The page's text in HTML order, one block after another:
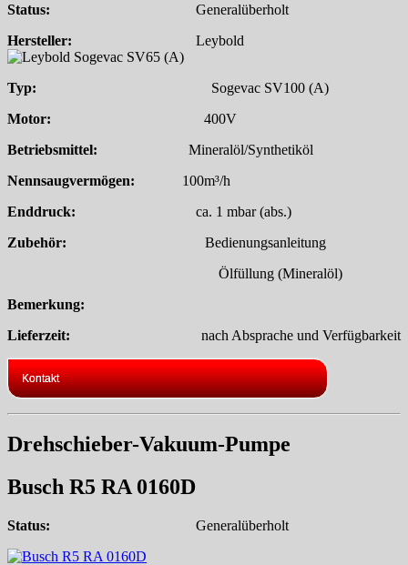
Status: Generalüberholt
Hersteller: Leybold
Typ: Sogevac SV100 (A)
Motor: 400V
Betriebsmittel: Mineralöl/Synthetiköl
Nennsaugvermögen:
100m³/h
Enddruck: ca. 1 mbar (abs.)
Zubehör:
Bedienungsanleitung
Ölfüllung (Mineralöl)
Bemerkung:
Lieferzeit: nach Absprache und Verfügbarkeit
Kontakt
Drehschieber-Vakuum-Pumpe
Busch R5 RA 0160D
Status: Generalüberholt